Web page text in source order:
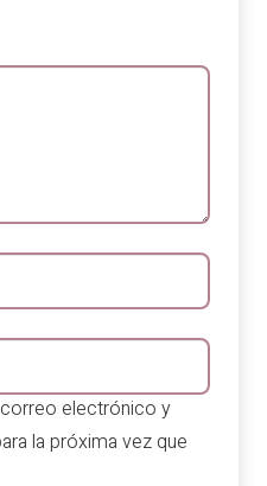
electrónico y
la próxima vez que